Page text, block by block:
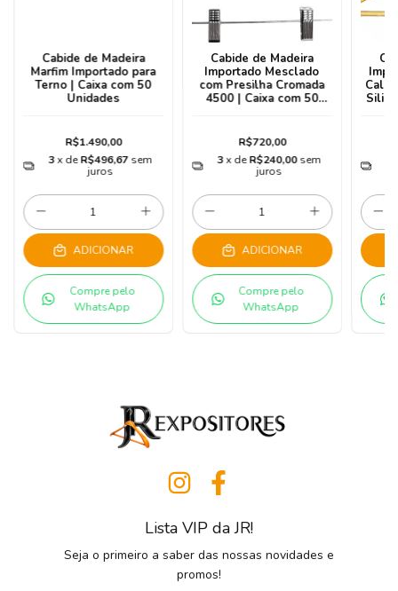
Cabide de Madeira
Marfim Importado para
Terno | Caixa com 50
Unidades
R$1.490,00
3x deR$496,67 sem
juros
ADICIONAR
Compre pelo
WhatsApp
Cabide de Madeira
Importado Mesclado
com Presilha Cromada
4500 | Caixa com 50
R$720,00
3x deR$240,00sem
juros
ADICIONAR
Compre pelo
WhatsApp
Lista VIP da JR!
Seja o primeiro a saber das nossas novidades e
promos!